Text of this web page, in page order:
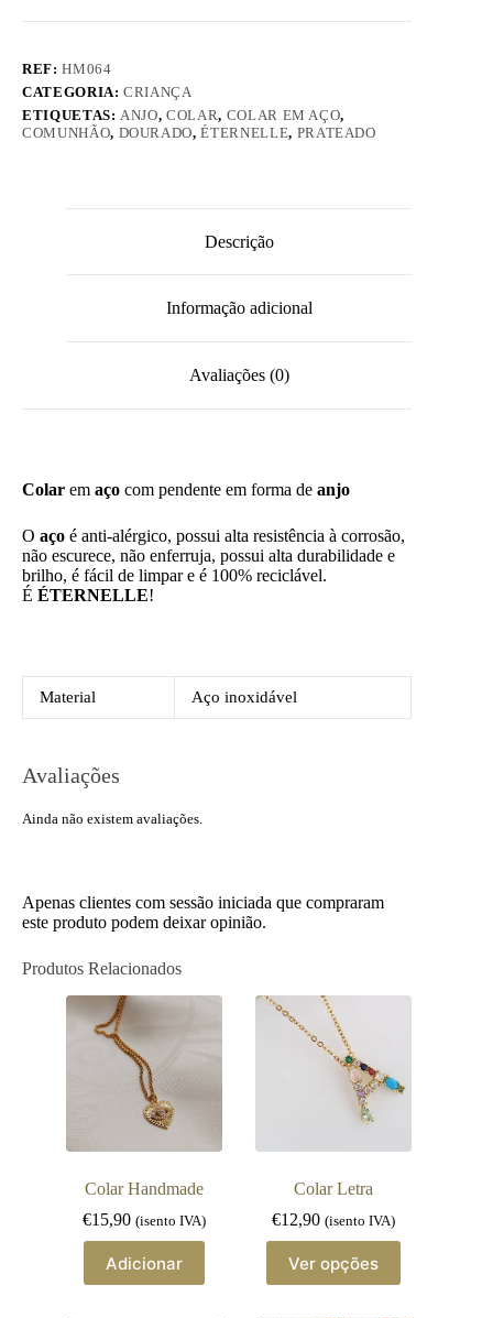
REF:HM064
CATEGORIA:CRIANÇA
ETIQUETAS: ANJO,COLAR, COLAR EM AÇO,
COMUNHÃO, DOURADO,ÉTERNELLE, PRATEADO
Descrição
Informação adicional
Avaliações (0)
Colar em aço com pendente em forma de anjo
O aço é anti-alérgico, possui alta resistência à corrosão,
não escurece, não enferruja, possui alta durabilidade e
brilho, é fácil de limpar e é 100% reciclável.
É ÉTERNELLE!
Material Aço inoxidável
Avaliações
Ainda não existem avaliações.
Apenas clientes com sessão iniciada que compraram
este produto podem deixar opinião.
Produtos Relacionados
Colar Handmade
€15,90 (isento IVA)
Adicionar
Colar Letra
€12,90 (isento IVA)
Ver opções
product
has